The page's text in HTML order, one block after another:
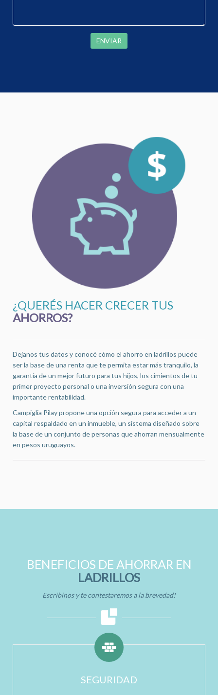
ENVIAR
¿QUERÉS HACER CRECER TUS
AHORROS?
Dejanos tus datos y conocé cómo el ahorro en ladrillos puede
ser la base de una renta que te permita estar más tranquilo, la
garantía de un mejor futuro para tus hijos, los cimientos de tu
primer proyecto personal o una inversión segura con una
importante rentabilidad.
Campiglia Pilay propone una opción segura para acceder a un
capital respaldado en un inmueble, un sistema diseñado sobre
la base de un conjunto de personas que ahorran mensualmente
en pesos uruguayos.
BENEFICIOS DE AHORRAR EN
LADRILLOS
Escribinos y te contestaremos a la brevedad!
SEGURIDAD